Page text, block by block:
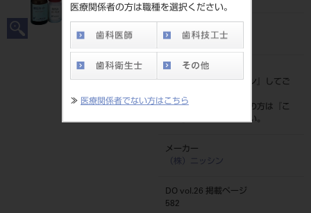
医療関係者の方は職種を選択ください。
≫ 医療関係者でない方はこちら
4994081002304
標準価格
価格の確認は『ログイン
』してご
ネット会員登録がまだの方は『
こ
ちら』より登録ください。
メーカー
（株）ニッシン
DO vol.26 掲載ページ
582